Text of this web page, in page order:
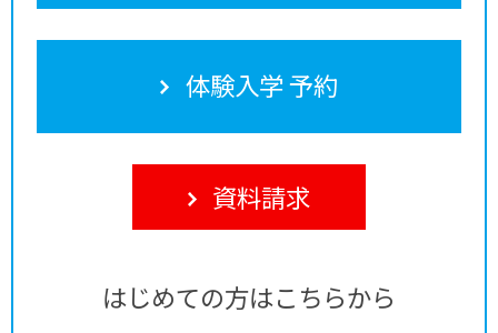
体験入学 予約
資料請求
はじめての方はこちらから